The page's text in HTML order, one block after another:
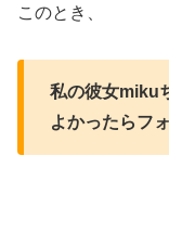
このとき、
私の彼女miku
よかったらフ